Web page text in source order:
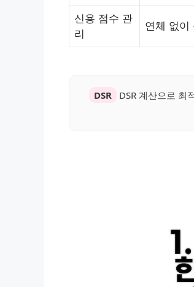
신용 점수 관
리
연체 없이
DSR DSR 계산으로 최